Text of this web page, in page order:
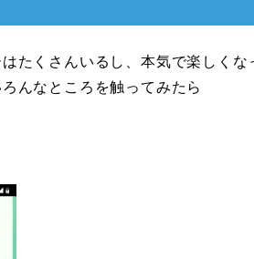
たくさんいるし、本気で楽しく
んなところを触ってみたら